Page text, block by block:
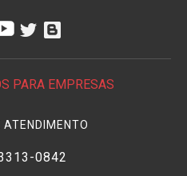
PARA EMPRESAS
ATENDIMENTO
0842